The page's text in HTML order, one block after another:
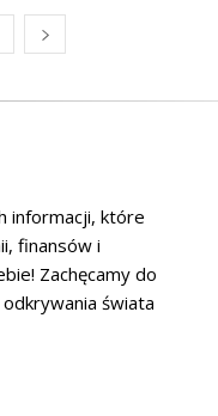
informacji, które
finansów i
Zachęcamy do
świata